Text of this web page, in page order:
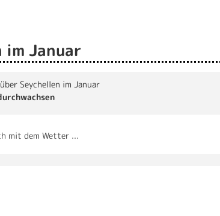
im Januar
Seychellen im Januar
mit dem Wetter ...